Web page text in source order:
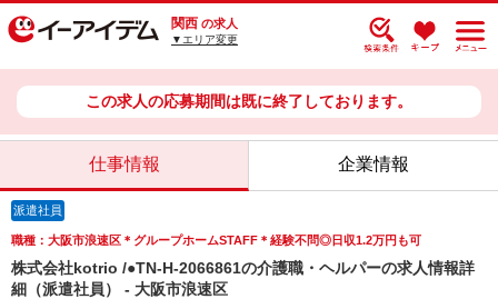
関西 の求人
▼エリア変更
この求人の応募期間は既に終了しております。
仕事情報 企業情報
派遣社員
職種：大阪市浪速区＊グループホームSTAFF＊経験不問◎日収1.2万円も可
株式会社kotrio /●TN-H-2066861の介護職・ヘルパーの求人情報詳
細（派遣社員） - 大阪市浪速区